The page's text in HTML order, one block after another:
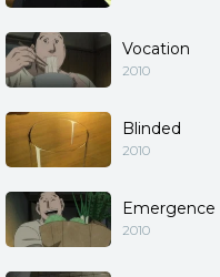
Vocation
2010
Blinded
2010
Emergence
2010